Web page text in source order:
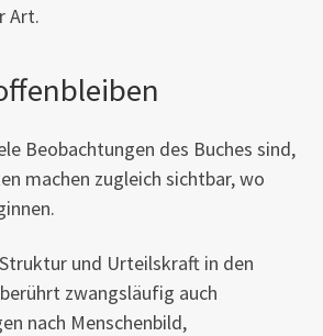
Art.
Beobachtungen des Buches sind,
machen zugleich sichtbar, wo
und Urteilskraft in den
zwangsläufig auch
nach Menschenbild,